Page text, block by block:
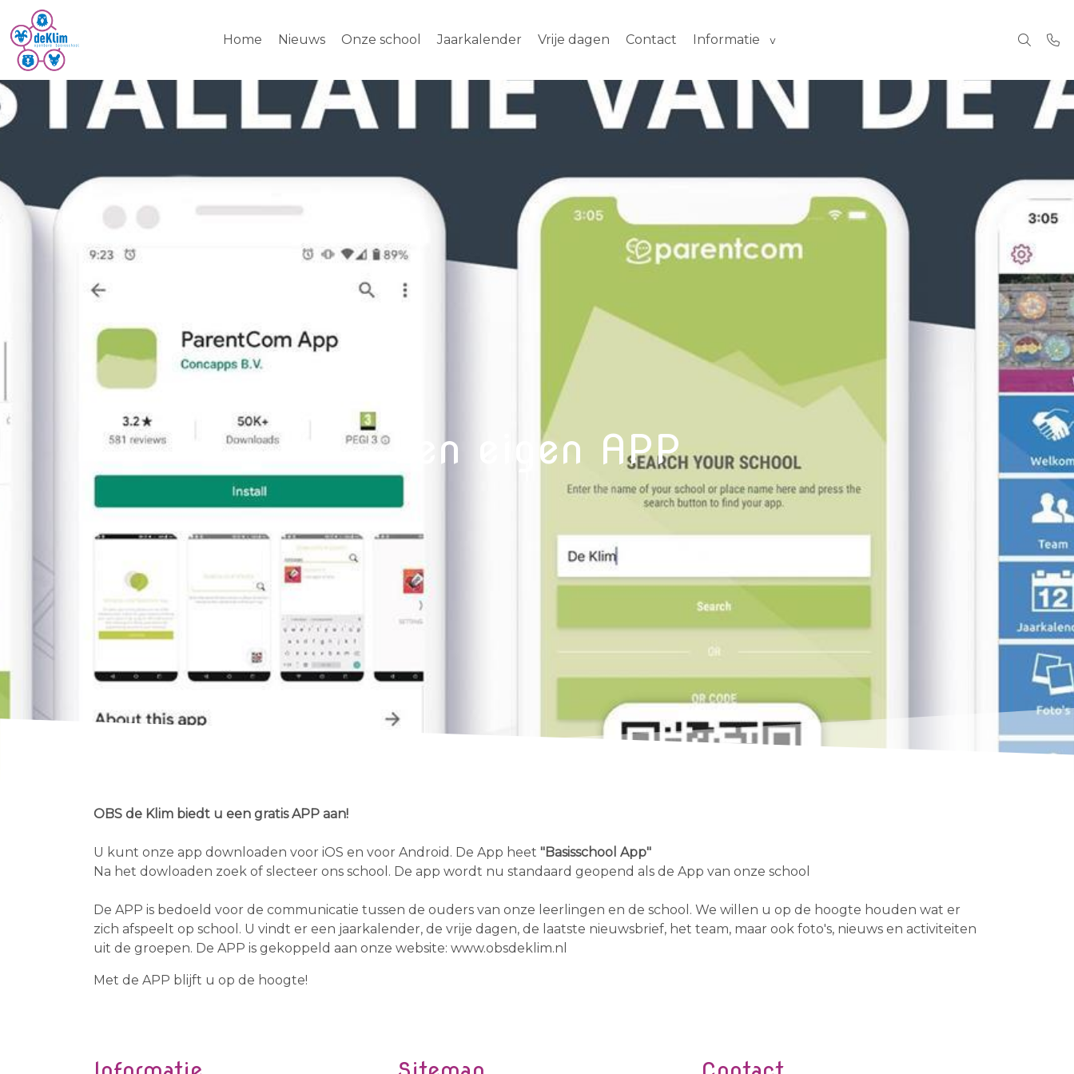
Home Nieuws Onze school Jaarkalender Vrije dagen Contact Informatie
Een eigen APP
OBS de Klim biedt u een gratis APP aan!
U kunt onze app downloaden voor iOS en voor Android. De App heet "Basisschool App"
Na het dowloaden zoek of slecteer ons school. De app wordt nu standaard geopend als de App van onze school
De APP is bedoeld voor de communicatie tussen de ouders van onze leerlingen en de school. We willen u op de hoogte houden wat er
zich afspeelt op school. U vindt er een jaarkalender, de vrije dagen, de laatste nieuwsbrief, het team, maar ook foto's, nieuws en activiteiten
uit de groepen. De APP is gekoppeld aan onze website: www.obsdeklim.nl
Met de APP blijft u op de hoogte!